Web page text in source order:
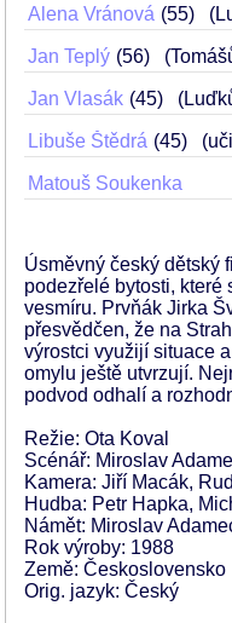
Alena Vránová 55
Jan Teplý 56
Jan Vlasák 45
Libuše Štědrá 45
Matouš Soukenka
Úsměvný český dětský
podezřelé bytosti, které
vesmíru. Prvňák Jirka
přesvědčen, že na
výrostci využijí situace
omylu ještě utvrzují.
podvod odhalí a
Režie: Ota Koval
Scénář: Miroslav
Kamera: Jiří Macák,
Hudba: Petr Hapka,
Námět: Miroslav
Rok výroby: 1988
Země: Československo
Orig. jazyk: Český